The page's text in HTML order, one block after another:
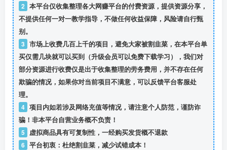
2 本平台仅收集整理各大网赚平台的付费资源，提供资源分享，
不提供任何一对一教学指导，不做任何收益保障，风险请自行甄
别。
3 市场上收费几百上千的项目，避免大家被割韭菜，在本平台单
买仅需几块就可以买到（升级会员可以免费下载学习），我们对
部分资源进行收费仅是出于收集整理的劳务费用，并不存在任何
欺骗的情况，如果你对当前项目不满意，可以反馈平台客服处
理。
4 项目内如若涉及网络充值等情况，请注意个人防范，谨防诈
骗！非本平台自营业务概不负责！
5
虚拟商品具有可复制性，一经购买发货概不退款
6 平台初衷：杜绝割韭菜，减少试错成本！